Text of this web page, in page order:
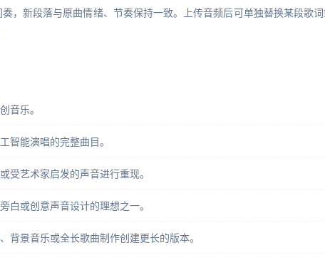
，新段落与原曲情绪、节奏保持一致。上传音频后可单独替换某段歌
音乐。
智能演唱的完整曲目。
受艺术家启发的声音进行重现。
或创意声音设计的理想之一。
背景音乐或全长歌曲制作创建更长的版本。